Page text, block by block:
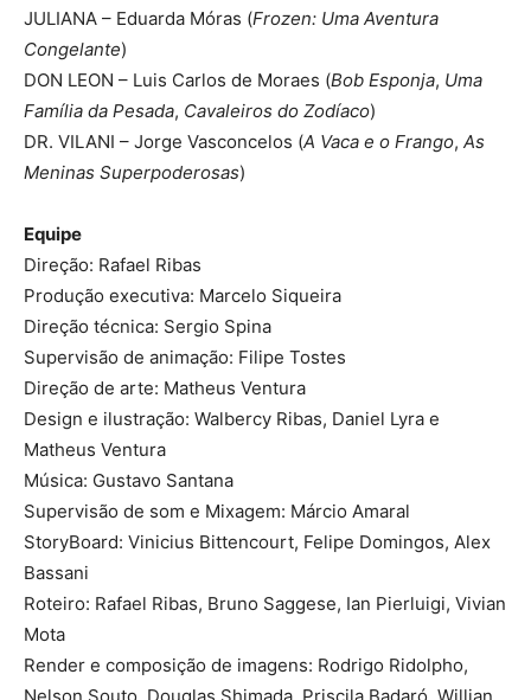
JULIANA – Eduarda Móras (Frozen: Uma Aventura
Congelante)
DON LEON – Luis Carlos de Moraes (Bob Esponja, Uma
Família da Pesada, Cavaleiros do Zodíaco)
DR. VILANI – Jorge Vasconcelos (A Vaca e o Frango, As
Meninas Superpoderosas)
Equipe
Direção: Rafael Ribas
Produção executiva: Marcelo Siqueira
Direção técnica: Sergio Spina
Supervisão de animação: Filipe Tostes
Direção de arte: Matheus Ventura
Design e ilustração: Walbercy Ribas, Daniel Lyra e
Matheus Ventura
Música: Gustavo Santana
Supervisão de som e Mixagem: Márcio Amaral
StoryBoard: Vinicius Bittencourt, Felipe Domingos, Alex
Bassani
Roteiro: Rafael Ribas, Bruno Saggese, Ian Pierluigi, Vivian
Mota
Render e composição de imagens: Rodrigo Ridolpho,
Nelson Souto, Douglas Shimada, Priscila Badaró, Willian